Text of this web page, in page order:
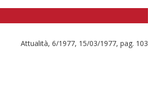
Attualità, 6/1977, 15/03/1977, pag. 103